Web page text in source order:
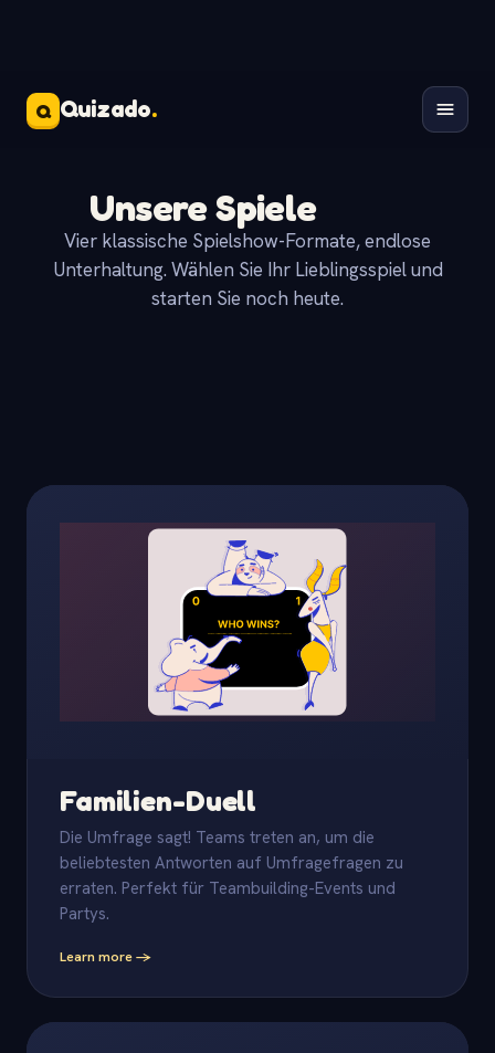
Q Quizado.
Unsere Spiele
Vier klassische Spielshow-Formate, endlose
Unterhaltung. Wählen Sie Ihr Lieblingsspiel und
starten Sie noch heute.
Familien-Duell
Die Umfrage sagt! Teams treten an, um die
beliebtesten Antworten auf Umfragefragen zu
erraten. Perfekt für Teambuilding-Events und
Partys.
Learn more -